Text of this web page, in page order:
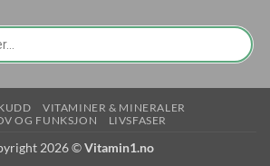
VITAMINER & MINERALER
OG FUNKSJON
LIVSFASER
2026 ©Vitamin1.no